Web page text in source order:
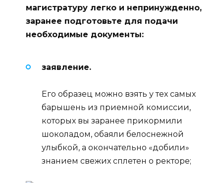
магистратуру легко и непринужденно,
заранее подготовьте для подачи
необходимые документы:
заявление.
Его образец можно взять у тех самых
барышень из приемной комиссии,
которых вы заранее прикормили
шоколадом, обаяли белоснежной
улыбкой, а окончательно «добили»
знанием свежих сплетен о ректоре;